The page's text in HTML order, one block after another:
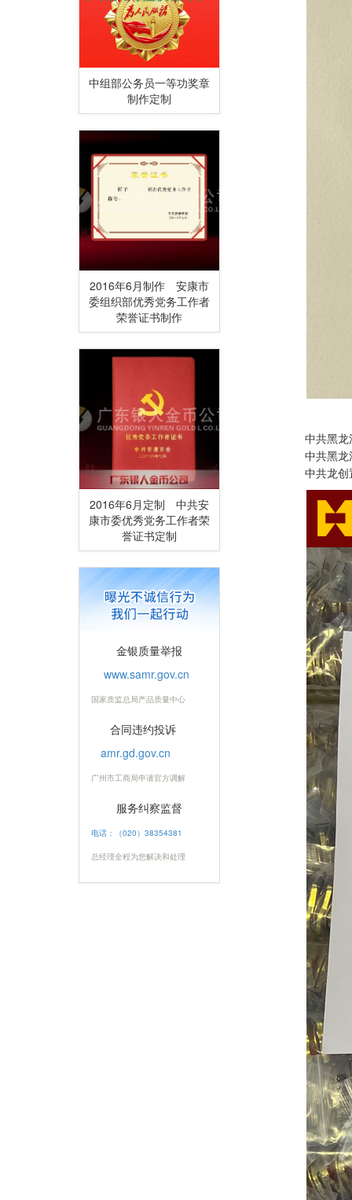
中组部公务员一等功奖章
制作定制
2016年6月制作 安康市
委组织部优秀党务工作者
荣誉证书制作
2016年6月定制 中共安
康市委优秀党务工作者荣
誉证书定制
金银质量举报
www.samr.gov.cn
国家质监总局产品质量中心
合同违约投诉
amr.gd.gov.cn
广州市工商局申请官方调解
服务纠察监督
电话：（020）38354381
总经理全程为您解决和处理
中共黑龙江省
中共黑龙江省国
中共龙创置业